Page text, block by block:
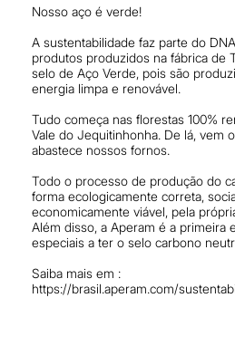
Nosso aço é verde!
A sustentabilidade faz parte do
produtos produzidos na fábrica de
selo de Aço Verde, pois são
energia limpa e renovável.
Tudo começa nas florestas 100%
Vale do Jequitinhonha. De lá, vem
abastece nossos fornos.
Todo o processo de produção do
forma ecologicamente correta,
economicamente viável, pela
Além disso, a Aperam é a primeira
especiais a ter o selo carbono
Saiba mais em :
https://brasil.aperam.com/